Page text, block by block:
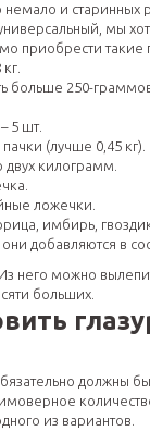
и старинных
мы
приобрести такие
больше 250-
5 шт.
(лучше 0,45 кг).
килограмм.
ложечки.
имбирь,
добавляются в
Из него можно
больших.
должны
из вариантов.